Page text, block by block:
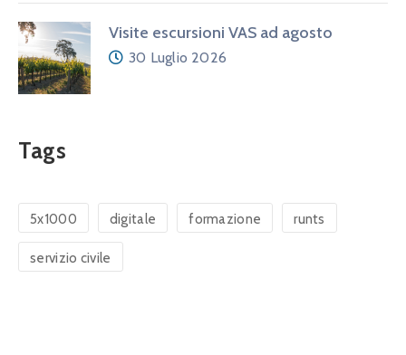
Visite escursioni VAS ad agosto
30 Luglio 2026
Tags
5x1000 digitale formazione runts
servizio civile